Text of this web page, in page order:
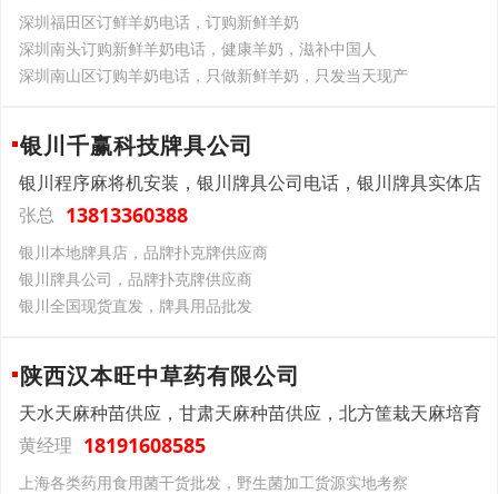
深圳福田区订鲜羊奶电话，订购新鲜羊奶
深圳南头订购新鲜羊奶电话，健康羊奶，滋补中国人
深圳南山区订购羊奶电话，只做新鲜羊奶，只发当天现产
银川千赢科技牌具公司
银川程序麻将机安装，银川牌具公司电话，银川牌具实体店
张总 13813360388
银川本地牌具店，品牌扑克牌供应商
银川牌具公司，品牌扑克牌供应商
银川全国现货直发，牌具用品批发
陕西汉本旺中草药有限公司
天水天麻种苗供应，甘肃天麻种苗供应，北方筐栽天麻培育
黄经理 18191608585
上海各类药用食用菌干货批发，野生菌加工货源实地考察